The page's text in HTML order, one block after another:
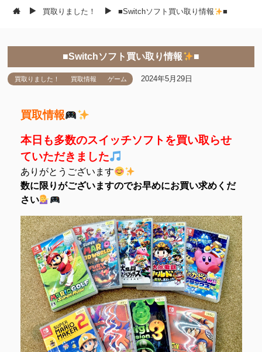
買取りました！ ■Switchソフト買い取り情報 ■
■Switchソフト買い取り情報 ■
買取りました！ 買取情報 ゲーム 2024年5月29日
買取情報
本日も多数のスイッチソフトを買い取らせ
ていただきました
ありがとうございます
数に限りがございますのでお早めにお買い求めくだ
さい